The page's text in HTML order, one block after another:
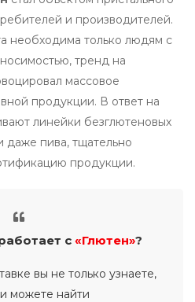
и производителей.
необходима только людям с
тренд на
массовое
продукции. В ответ на
линейки безглютеновых
даже пива, тщательно
продукции.
с «Глютен»?
вы не только узнаете,
можете найти